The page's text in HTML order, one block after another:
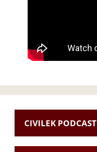
CIVILEK PODCAST